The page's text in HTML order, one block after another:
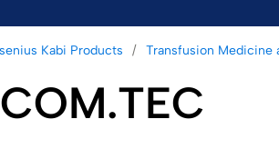
Kabi Products Transfusion Medicine
COM.TEC